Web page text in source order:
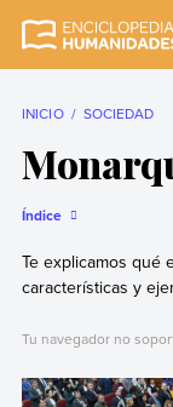
completa y más
INICIO SOCIEDAD
Índice
Te explicamos qué
características y
Tu navegador no